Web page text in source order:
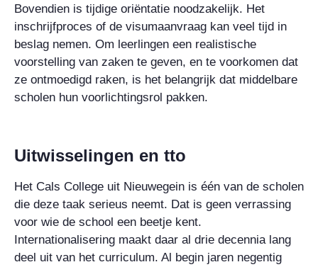
Bovendien is tijdige oriëntatie noodzakelijk. Het
inschrijfproces of de visumaanvraag kan veel tijd in
beslag nemen. Om leerlingen een realistische
voorstelling van zaken te geven, en te voorkomen dat
ze ontmoedigd raken, is het belangrijk dat middelbare
scholen hun voorlichtingsrol pakken.
Uitwisselingen en tto
Het Cals College uit Nieuwegein is één van de scholen
die deze taak serieus neemt. Dat is geen verrassing
voor wie de school een beetje kent.
Internationalisering maakt daar al drie decennia lang
deel uit van het curriculum. Al begin jaren negentig